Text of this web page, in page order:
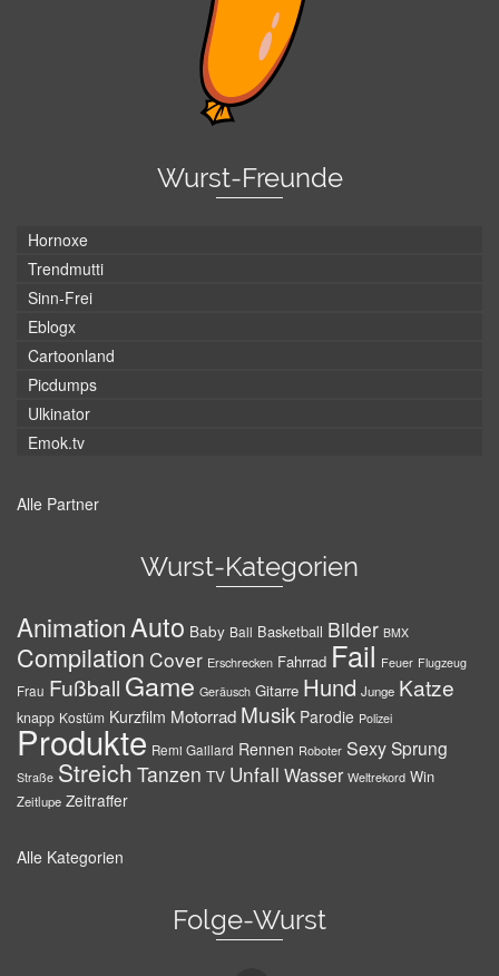
Wurst-Freunde
Hornoxe
Trendmutti
Sinn-Frei
Eblogx
Cartoonland
Picdumps
Ulkinator
Emok.tv
Alle Partner
Wurst-Kategorien
AnimationAuto Baby Ball Basketball Bilder BMX
Compilation Cover Erschrecken Fahrrad Fail Feuer Flugzeug
Frau Fußball Game Geräusch Gitarre Hund Junge Katze
knapp Kostüm Kurzfilm Motorrad Musik Parodie Polizei
Produkte Remi Gaillard Rennen Roboter SexySprung
Straße Streich Tanzen TV Unfall Wasser Weltrekord Win
Zeitlupe Zeitraffer
Alle Kategorien
Folge-Wurst